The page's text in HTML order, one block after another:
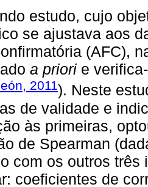
estudo, cujo
se ajustava aos
(AFC),
a priori e
2011). Neste
de validade e
às primeiras,
de Spearman
com os outros três
coeficientes de